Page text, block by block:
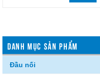
DANH MỤC SẢN PHẨM
Đầu nối